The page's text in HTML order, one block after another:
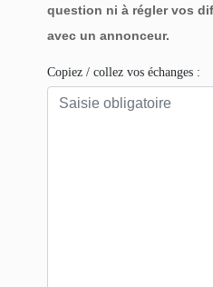
question ni à régler vos
avec un annonceur.
Copiez / collez vos échanges :